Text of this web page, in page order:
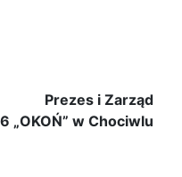
Prezes i Zarząd
„OKOŃ” w Chociwlu